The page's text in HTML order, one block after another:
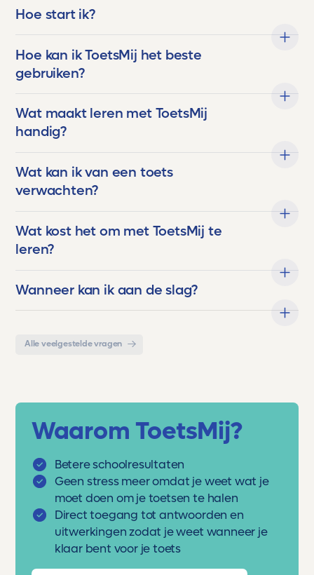
kloppen, aansluiten en eerlijk meten.
leerlingen nodig hebben.
- Topkwaliteit geen rommel, geen gokwerk,
Voor ons is Toetsmij niet zomaar een
kracht die hen helpt groeien, bloeien en boven
zichzelf uitstijgen.
zeggen:
Dankjewel, Toetsmij. Jullie maken écht het
Hoe start ik?
Hoe kan ik ToetsMij het beste
gebruiken?
Wat maakt leren met ToetsMij
handig?
Wat kan ik van een toets
verwachten?
Wat kost het om met ToetsMij te
leren?
Wanneer kan ik aan de slag?
Alle veelgestelde vragen
Waarom ToetsMij?
Betere schoolresultaten
Geen stress meer omdat je weet wat je
moet doen om je toetsen te halen
Direct toegang tot antwoorden en
uitwerkingen zodat je weet wanneer je
klaar bent voor je toets